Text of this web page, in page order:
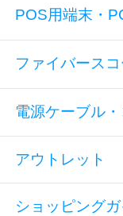
POS用端末・
ファイバース
電源ケーブル
アウトレット
ショッピング